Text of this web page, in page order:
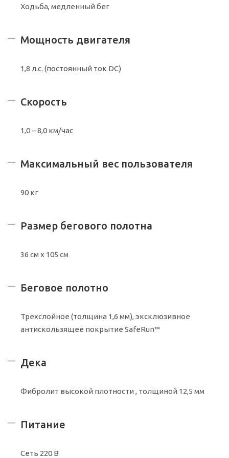
Ходьба, медленный бег
Мощность двигателя
1,8 л.с. (постоянный ток DC)
Скорость
1,0 – 8,0 км/час
Максимальный вес пользователя
90 кг
Размер бегового полотна
36 см х 105 см
Беговое полотно
Трехслойное (толщина 1,6 мм), эксклюзивное
антискользящее покрытие SafeRun™
Дека
Фибролит высокой плотности , толщиной 12,5 мм
Питание
Сеть 220 В